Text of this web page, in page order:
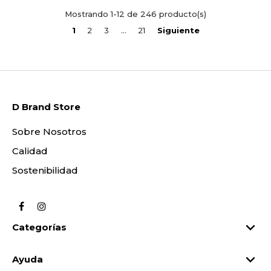
Mostrando 1-12 de 246 producto(s)
1
2 3 … 21 Siguiente
D Brand Store
Sobre Nosotros
Calidad
Sostenibilidad
Facebook
Categorías

Ayuda 